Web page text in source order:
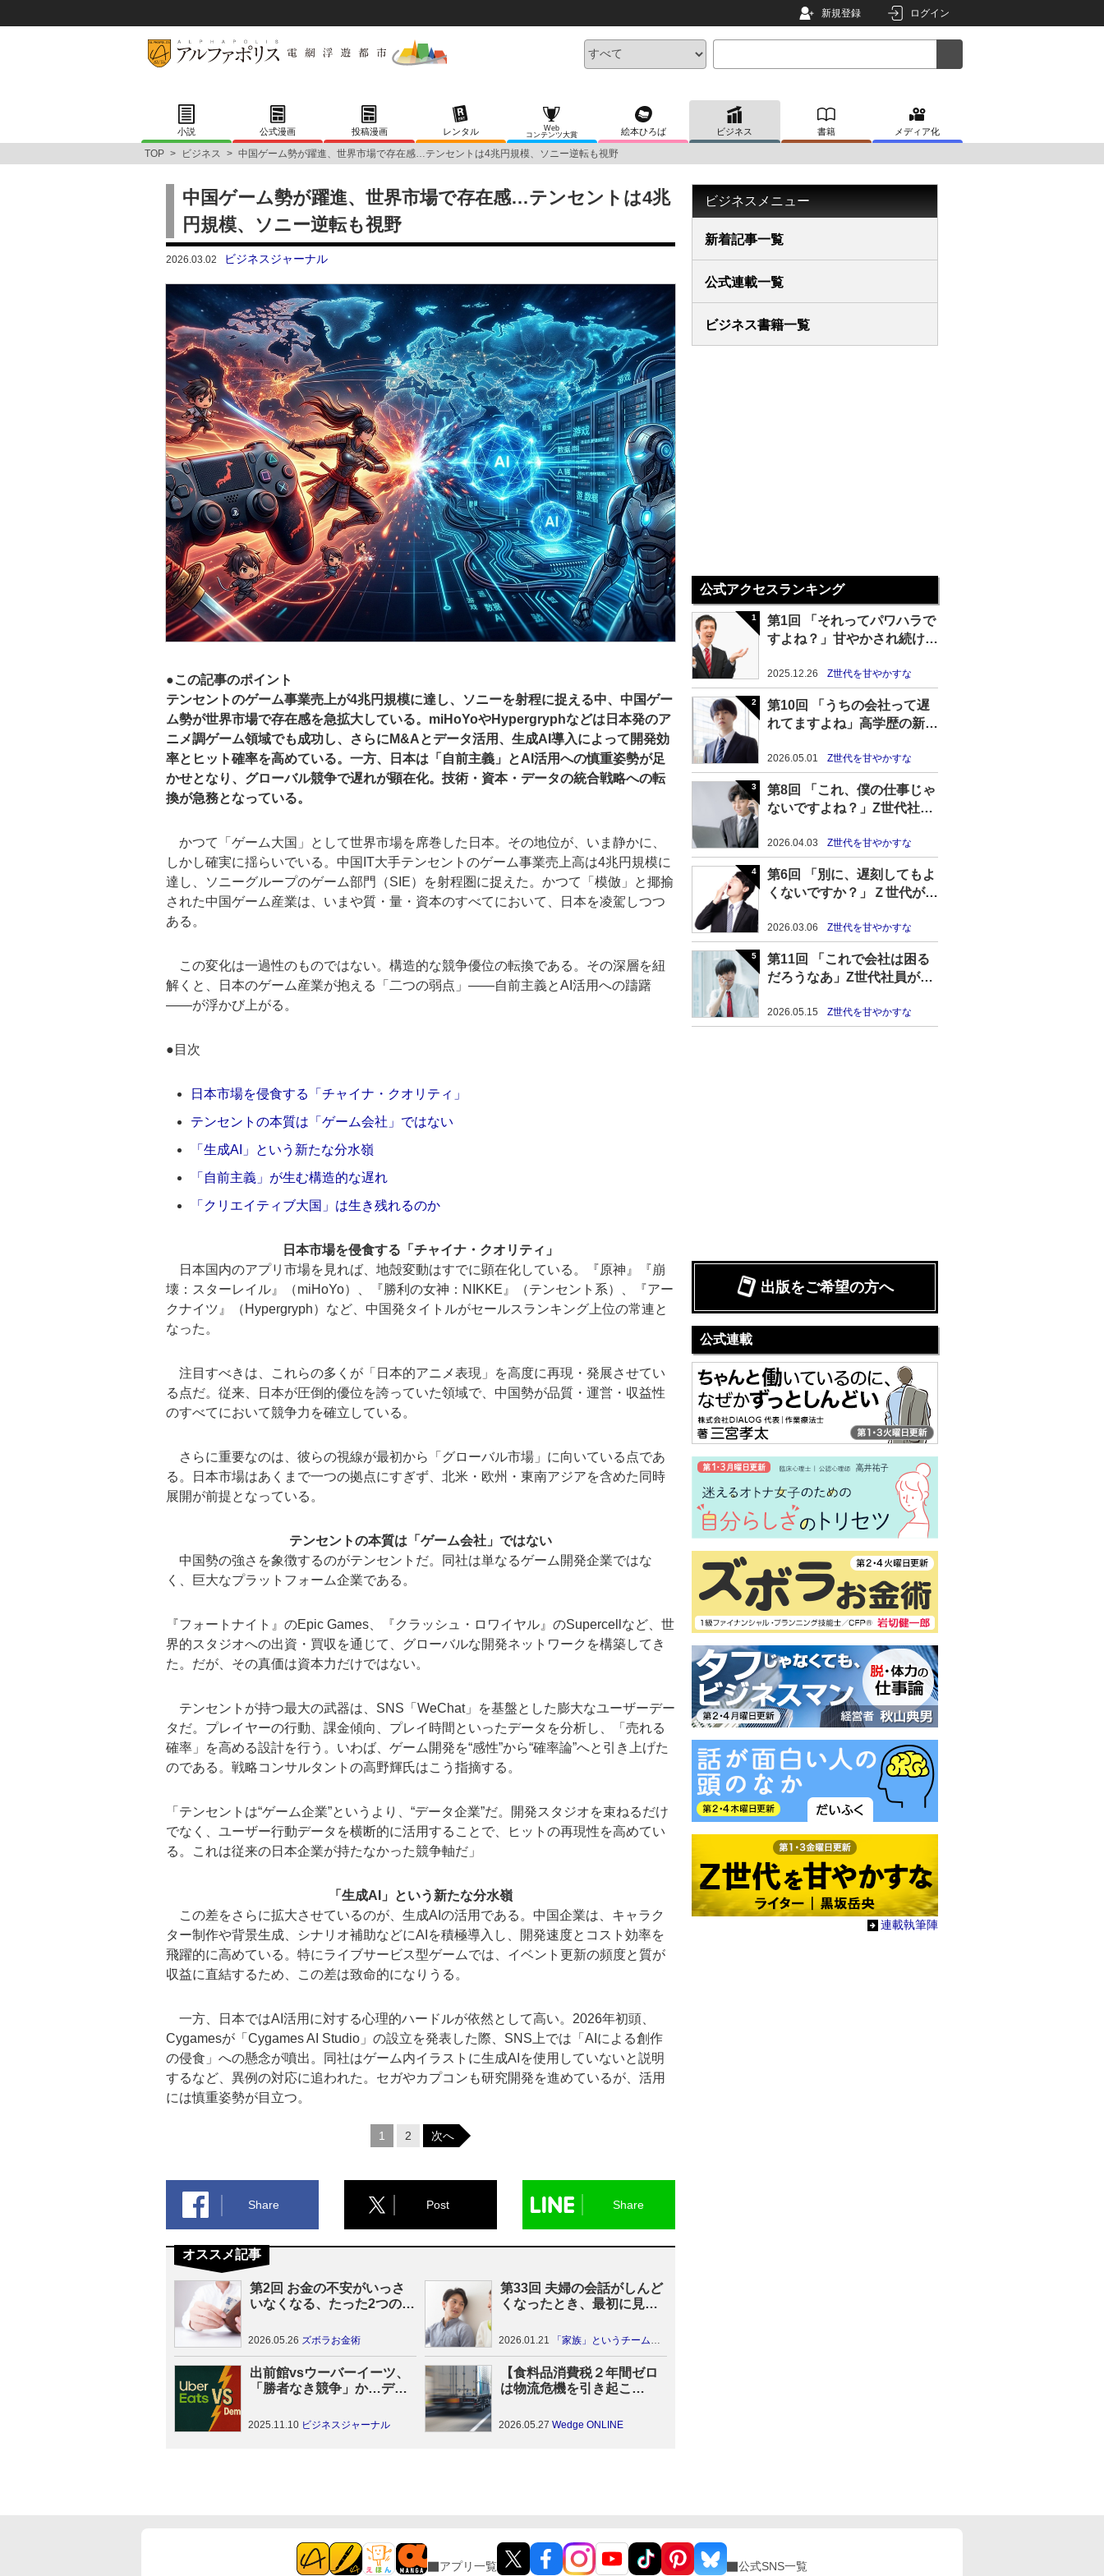
新規登録 ログイン
小説 公式漫画 投稿漫画 レンタル
Web
コンテンツ大賞
絵本ひろば ビジネス 書籍 メディア化
TOP > ビジネス > 中国ゲーム勢が躍進、世界市場で存在感…テンセントは4兆円規模、ソニー逆転も視野
中国ゲーム勢が躍進、世界市場で存在感…テンセントは4兆
円規模、ソニー逆転も視野
2026.03.02 ビジネスジャーナル
●この記事のポイント
テンセントのゲーム事業売上が4兆円規模に達し、ソニーを射程に捉える中、中国ゲー
ム勢が世界市場で存在感を急拡大している。miHoYoやHypergryphなどは日本発のア
ニメ調ゲーム領域でも成功し、さらにM&Aとデータ活用、生成AI導入によって開発効
率とヒット確率を高めている。一方、日本は「自前主義」とAI活用への慎重姿勢が足
かせとなり、グローバル競争で遅れが顕在化。技術・資本・データの統合戦略への転
換が急務となっている。
かつて「ゲーム大国」として世界市場を席巻した日本。その地位が、いま静かに、
しかし確実に揺らいでいる。中国IT大手テンセントのゲーム事業売上高は4兆円規模に
達し、ソニーグループのゲーム部門（SIE）を射程圏に捉えた。かつて「模倣」と揶揄
された中国ゲーム産業は、いまや質・量・資本のすべてにおいて、日本を凌駕しつつ
ある。
この変化は一過性のものではない。構造的な競争優位の転換である。その深層を紐
解くと、日本のゲーム産業が抱える「二つの弱点」――自前主義とAI活用への躊躇
――が浮かび上がる。
●目次
日本市場を侵食する「チャイナ・クオリティ」
テンセントの本質は「ゲーム会社」ではない
「生成AI」という新たな分水嶺
「自前主義」が生む構造的な遅れ
「クリエイティブ大国」は生き残れるのか
日本市場を侵食する「チャイナ・クオリティ」
日本国内のアプリ市場を見れば、地殻変動はすでに顕在化している。『原神』『崩
壊：スターレイル』（miHoYo）、『勝利の女神：NIKKE』（テンセント系）、『アー
クナイツ』（Hypergryph）など、中国発タイトルがセールスランキング上位の常連と
なった。
注目すべきは、これらの多くが「日本的アニメ表現」を高度に再現・発展させてい
る点だ。従来、日本が圧倒的優位を誇っていた領域で、中国勢が品質・運営・収益性
のすべてにおいて競争力を確立している。
さらに重要なのは、彼らの視線が最初から「グローバル市場」に向いている点であ
る。日本市場はあくまで一つの拠点にすぎず、北米・欧州・東南アジアを含めた同時
展開が前提となっている。
テンセントの本質は「ゲーム会社」ではない
中国勢の強さを象徴するのがテンセントだ。同社は単なるゲーム開発企業ではな
く、巨大なプラットフォーム企業である。
『フォートナイト』のEpic Games、『クラッシュ・ロワイヤル』のSupercellなど、世
界的スタジオへの出資・買収を通じて、グローバルな開発ネットワークを構築してき
た。だが、その真価は資本力だけではない。
テンセントが持つ最大の武器は、SNS「WeChat」を基盤とした膨大なユーザーデー
タだ。プレイヤーの行動、課金傾向、プレイ時間といったデータを分析し、「売れる
確率」を高める設計を行う。いわば、ゲーム開発を“感性”から“確率論”へと引き上げた
のである。戦略コンサルタントの高野輝氏はこう指摘する。
「テンセントは“ゲーム企業”というより、“データ企業”だ。開発スタジオを束ねるだけ
でなく、ユーザー行動データを横断的に活用することで、ヒットの再現性を高めてい
る。これは従来の日本企業が持たなかった競争軸だ」
「生成AI」という新たな分水嶺
この差をさらに拡大させているのが、生成AIの活用である。中国企業は、キャラク
ター制作や背景生成、シナリオ補助などにAIを積極導入し、開発速度とコスト効率を
飛躍的に高めている。特にライブサービス型ゲームでは、イベント更新の頻度と質が
収益に直結するため、この差は致命的になりうる。
一方、日本ではAI活用に対する心理的ハードルが依然として高い。2026年初頭、
Cygamesが「Cygames AI Studio」の設立を発表した際、SNS上では「AIによる創作
の侵食」への懸念が噴出。同社はゲーム内イラストに生成AIを使用していないと説明
するなど、異例の対応に追われた。セガやカプコンも研究開発を進めているが、活用
には慎重姿勢が目立つ。
1 2 次へ
Share Post Share
オススメ記事
第2回 お金の不安がいっさ
いなくなる、たった2つの
2026.05.26 ズボラお金術
第33回 夫婦の会話がしんど
くなったとき、最初に見直
2026.01.21 「家族」というチームのつくり方
出前館vsウーバーイーツ、
「勝者なき競争」か…デリ
戦の未来
2025.11.10 ビジネスジャーナル
【食料品消費税２年間ゼロ
は物流危機を引き起こ
の先にある危機 「昭和型」
2026.05.27 Wedge ONLINE
ビジネスメニュー
新着記事一覧
公式連載一覧
ビジネス書籍一覧
公式アクセスランキング
第1回 「それってパワハラで
すよね？」甘やかされ続けた
2025.12.26 Z世代を甘やかすな
第10回 「うちの会社って遅
れてますよね」高学歴の新卒
が進む理由
2026.05.01 Z世代を甘やかすな
第8回 「これ、僕の仕事じゃ
ないですよね？」Z世代社員
果……
2026.04.03 Z世代を甘やかすな
第6回 「別に、遅刻してもよ
くないですか？」Ｚ世代が毎
2026.03.06 Z世代を甘やかすな
第11回 「これで会社は困る
だろうなあ」Z世代社員が
職」で失ったもの
2026.05.15 Z世代を甘やかすな
出版をご希望の方へ
公式連載
連載執筆陣
アプリ一覧 公式SNS一覧